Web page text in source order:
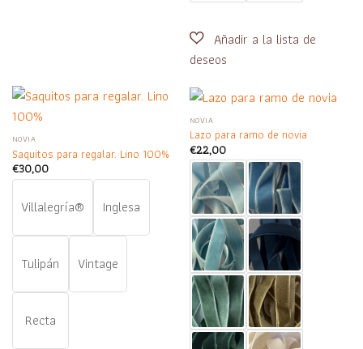
NOVIA
Saquitos para regalar. Lino 100%
€30,00
Villalegría® Inglesa
Tulipán Vintage
Recta
NOVIA
Lazo para ramo de novia
€22,00